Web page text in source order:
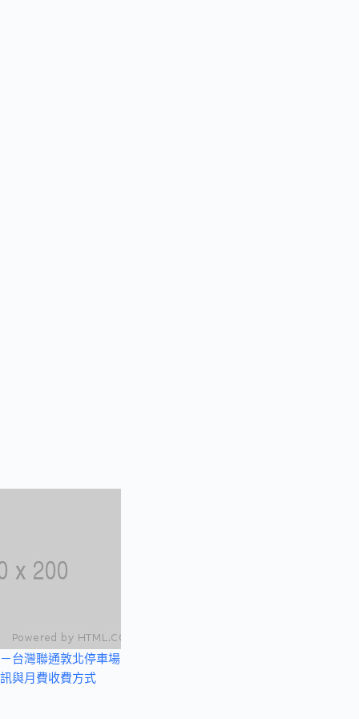
台灣聯通敦北停車場
與月費收費方式